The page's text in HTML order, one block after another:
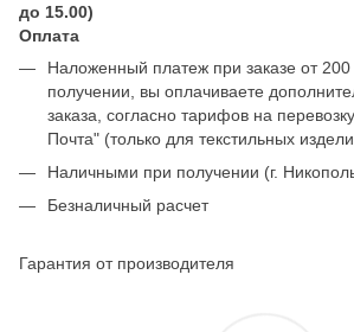
до 15.00)
Оплата
Наложенный платеж при заказе от 200
получении, вы оплачиваете
заказа, согласно тарифов на
Почта" (только для текстильных
Наличными при получении (г.
Безналичный расчет
Гарантия от производителя